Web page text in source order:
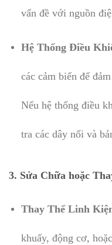
vấn đề với nguồn
Hệ Thống Điều
các cảm biến để
Nếu hệ thống điều
tra các dây nối và
3. Sửa Chữa hoặc
Thay Thế Linh
khuấy, động cơ,